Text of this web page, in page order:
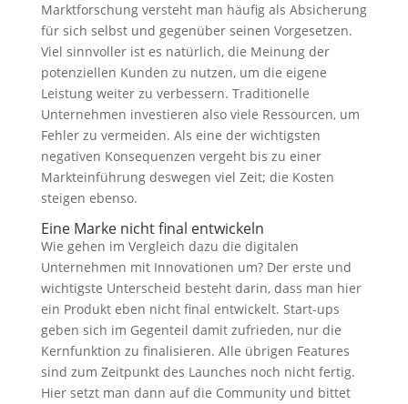
Marktforschung versteht man häufig als Absicherung
für sich selbst und gegenüber seinen Vorgesetzen.
Viel sinnvoller ist es natürlich, die Meinung der
potenziellen Kunden zu nutzen, um die eigene
Leistung weiter zu verbessern. Traditionelle
Unternehmen investieren also viele Ressourcen, um
Fehler zu vermeiden. Als eine der wichtigsten
negativen Konsequenzen vergeht bis zu einer
Markteinführung deswegen viel Zeit; die Kosten
steigen ebenso.
Eine Marke nicht final entwickeln
Wie gehen im Vergleich dazu die digitalen
Unternehmen mit Innovationen um? Der erste und
wichtigste Unterscheid besteht darin, dass man hier
ein Produkt eben nicht final entwickelt. Start-ups
geben sich im Gegenteil damit zufrieden, nur die
Kernfunktion zu finalisieren. Alle übrigen Features
sind zum Zeitpunkt des Launches noch nicht fertig.
Hier setzt man dann auf die Community und bittet